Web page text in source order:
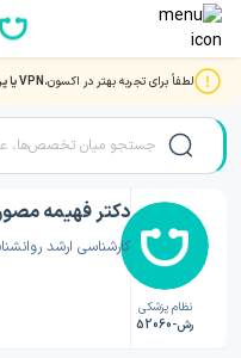
لطفاً برای تجربه بهتر در اکسون،VPN یا پروکسی صفحه اصلی/دکتر روانشناسی/دکتر
نظام پزشکی
رش-52060
دکتر فهیمه
کارشناسی ارشد